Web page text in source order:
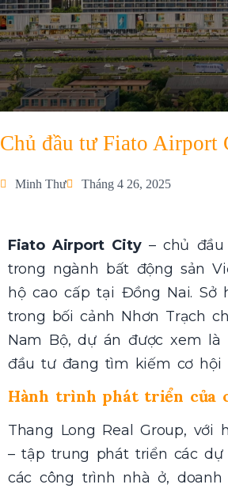
Chủ đầu tư Fiato Airport
Minh Thư Tháng 4 26, 2025
Fiato Airport City– chủ đầu
trong ngành bất động sản
hộ cao cấp tại Đồng Nai. Sở
trong bối cảnh Nhơn Trạch
Nam Bộ, dự án được xem
đầu tư đang tìm kiếm cơ hội
Hành trình phát triển của
Thang Long Real Group,
– tập trung phát triển các
các công trình nhà ở,